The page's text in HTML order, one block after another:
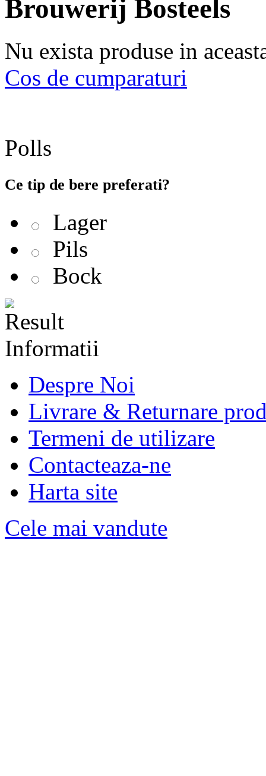
Brouwerij Bosteels
Nu exista produse in
Cos de cumparaturi
Polls
Ce tip de bere preferati?
Lager
Pils
Bock
Informatii
Despre Noi
Livrare & Returnare
Termeni de utilizare
Contacteaza-ne
Harta site
Cele mai vandute